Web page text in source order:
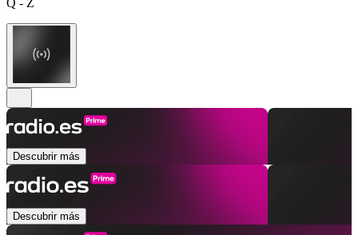
Descubrir más
Descubrir más